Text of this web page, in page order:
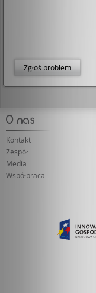
Zgłoś problem
Kontakt
Zespół
Media
Współpraca